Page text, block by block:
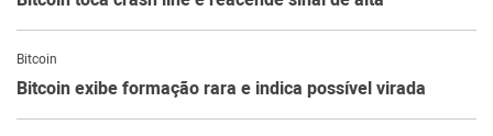
Bitcoin
Bitcoin exibe formação rara e indica possível virada